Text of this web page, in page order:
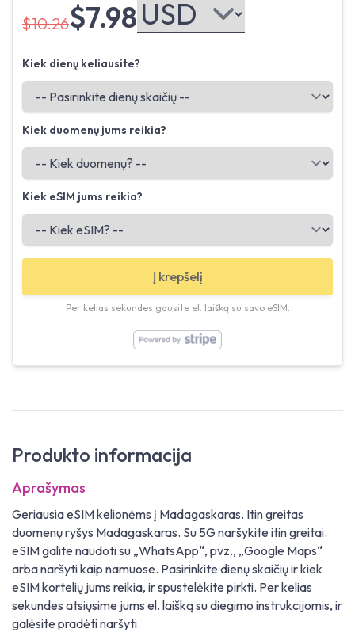
$10.26$7.98
Kiek dienų keliausite?
Kiek duomenų jums reikia?
Kiek eSIM jums reikia?
Į krepšelį
Per kelias sekundes gausite el. laišką su savo eSIM.
Produkto informacija
Aprašymas
Geriausia eSIM kelionėms į Madagaskaras. Itin greitas
duomenų ryšys Madagaskaras. Su 5G naršykite itin greitai.
eSIM galite naudoti su „WhatsApp“, pvz., „Google Maps“
arba naršyti kaip namuose. Pasirinkite dienų skaičių ir kiek
eSIM kortelių jums reikia, ir spustelėkite pirkti. Per kelias
sekundes atsiųsime jums el. laišką su diegimo instrukcijomis, ir
galėsite pradėti naršyti.